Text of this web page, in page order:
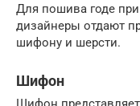
Для пошива годе
дизайнеры отдают
шифону и шерсти.
Шифон